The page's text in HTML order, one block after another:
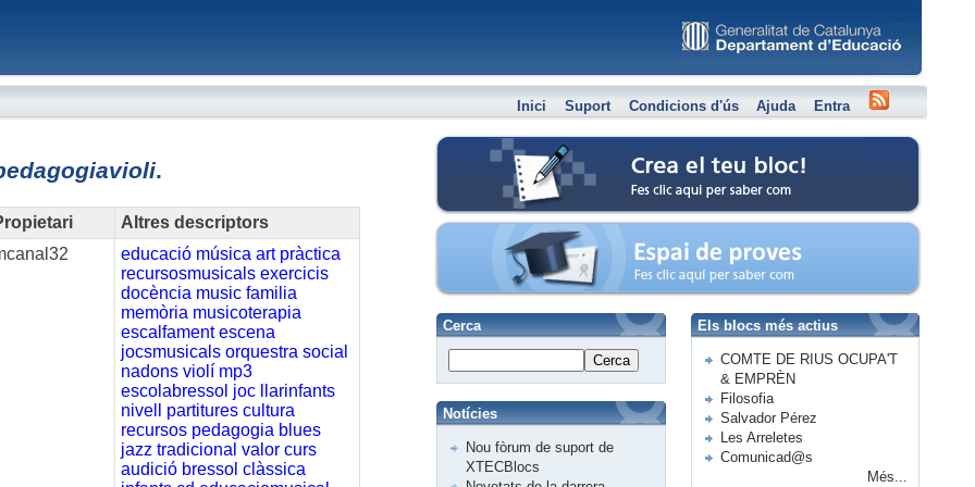
Inici Suport Condicions d'ús Ajuda Entra
.
Altres descriptors
educació música art pràctica
recursosmusicals exercicis
docència music familia
memòria musicoterapia
escalfament escena
jocsmusicals orquestra social
nadons violí mp3
escolabressol joc
llarinfants
nivell
partitures cultura
recursos pedagogia blues
jazz tradicional valor curs
audició bressol clàssica
Crea el teu bloc
Espai de proves
Cerca
Cerca
Notícies
Nou fòrum de suport de
XTECBlocs
Els blocs més actius
COMTE DE RIUS OCUPA'T
& EMPRÈN
Filosofia
Salvador Pérez
Les Arreletes
Comunicad@s
Més...